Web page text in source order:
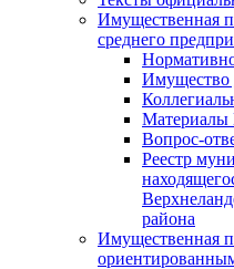
Имущественная
среднего
Имущество
Вопрос-
Реестр
района
Имущественная